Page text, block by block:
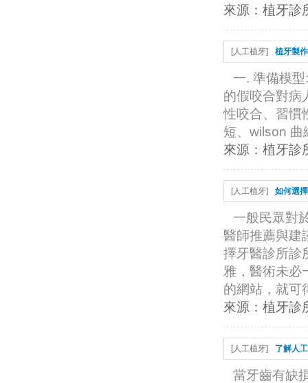
來源： 植牙診
[人工植牙] 植牙製
一. 準備模
的假咬合對
性咬合、習慣
短、wilson 曲
來源： 植牙診
[人工植牙] 如何選
一般民眾對
醫師推薦與建
擇牙醫診所診
雅，醫術未必
的網站，就可
來源： 植牙診
[人工植牙] 了解人
當牙齒有缺